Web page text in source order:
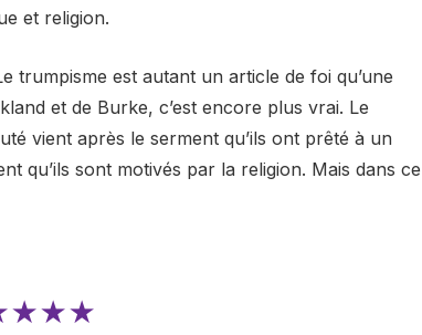
et religion.
trumpisme est autant un article de foi qu’une
et de Burke, c’est encore plus vrai. Le
vient après le serment qu’ils ont prêté à un
qu’ils sont motivés par la religion. Mais dans ce